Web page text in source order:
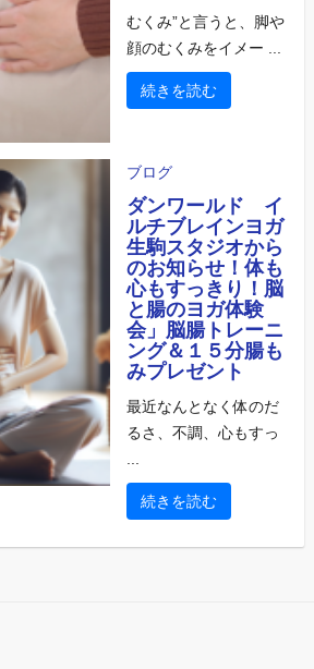
むくみ”と言うと、脚や
顔のむくみをイメー ...
続きを読む
ブログ
ダンワールド イ
ルチブレインヨガ
生駒スタジオから
のお知らせ！体も
心もすっきり！脳
と腸のヨガ体験
会」脳腸トレーニ
ング＆１５分腸も
みプレゼント
最近なんとなく体のだ
るさ、不調、心もすっ
...
続きを読む